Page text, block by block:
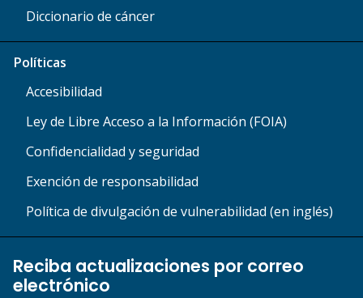
Diccionario de cáncer
Políticas
Accesibilidad
Ley de Libre Acceso a la Información (FOIA)
Confidencialidad y seguridad
Exención de responsabilidad
Política de divulgación de vulnerabilidad (en inglés)
Reciba actualizaciones por correo
electrónico